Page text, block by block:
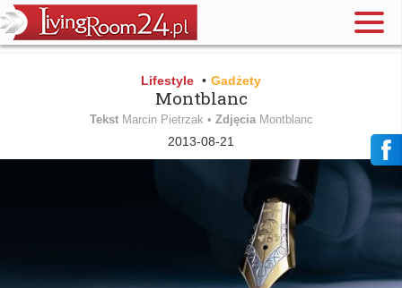
Lifestyle • Gadżety
Montblanc
Tekst Marcin Pietrzak • Zdjęcia Montblanc
2013-08-21